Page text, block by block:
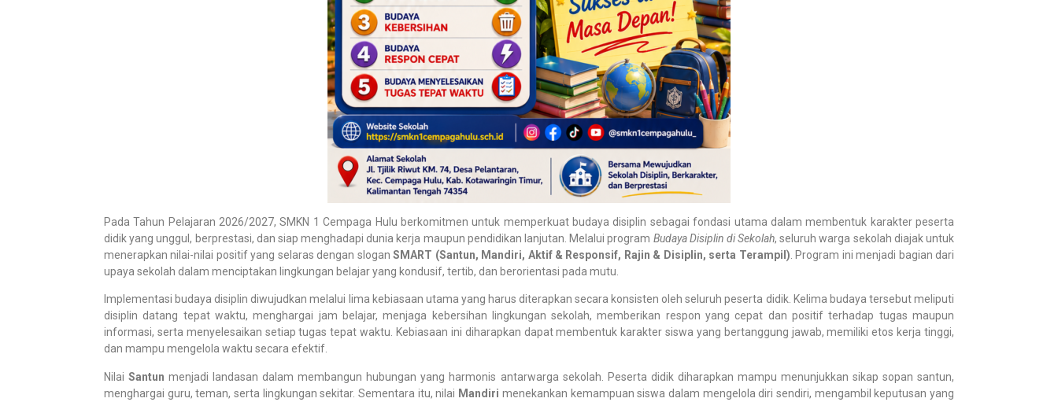
Pada Tahun Pelajaran 2026/2027, SMKN 1 Cempaga Hulu berkomitmen untuk memperkuat budaya disiplin sebagai fondasi utama dalam membentuk karakter peserta
didik yang unggul, berprestasi, dan siap menghadapi dunia kerja maupun pendidikan lanjutan. Melalui program Budaya Disiplin di Sekolah, seluruh warga sekolah diajak untuk
menerapkan nilai-nilai positif yang selaras dengan sloganSMART (Santun, Mandiri, Aktif & Responsif, Rajin & Disiplin, serta Terampil) . Program ini menjadi bagian dari
upaya sekolah dalam menciptakan lingkungan belajar yang kondusif, tertib, dan berorientasi pada mutu.
Implementasi budaya disiplin diwujudkan melalui lima kebiasaan utama yang harus diterapkan secara konsisten oleh seluruh peserta didik. Kelima budaya tersebut meliputi
disiplin datang tepat waktu, menghargai jam belajar, menjaga kebersihan lingkungan sekolah, memberikan respon yang cepat dan positif terhadap tugas maupun
informasi, serta menyelesaikan setiap tugas tepat waktu. Kebiasaan ini diharapkan dapat membentuk karakter siswa yang bertanggung jawab, memiliki etos kerja tinggi,
dan mampu mengelola waktu secara efektif.
NilaiSantun menjadi landasan dalam membangun hubungan yang harmonis antarwarga sekolah. Peserta didik diharapkan mampu menunjukkan sikap sopan santun,
menghargai guru, teman, serta lingkungan sekitar. Sementara itu, nilai Mandiri menekankan kemampuan siswa dalam mengelola diri sendiri, mengambil keputusan yang